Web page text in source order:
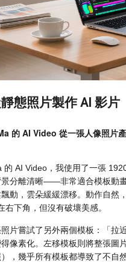
態照片製作 AI 影片
的 AI Video 從一張人像照片
的 AI Video，我使用了一張
分離清晰——非常適合模板動
動，雲朵緩緩漂移。動作自然
下角，但沒有破壞美感。
片嘗試了另外兩個模板：「拉
像素化。左移模板則將整張圖
，幾乎所有模板都導致了不